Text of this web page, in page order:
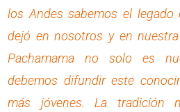
los Andes sabemos el legado
dejó en nosotros y en
Pachamama no solo es
debemos difundir este
más jóvenes. La tradición